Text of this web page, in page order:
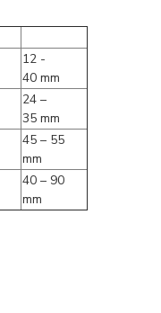
12 -
40 mm
24 –
35 mm
45 – 55
mm
40 – 90
mm